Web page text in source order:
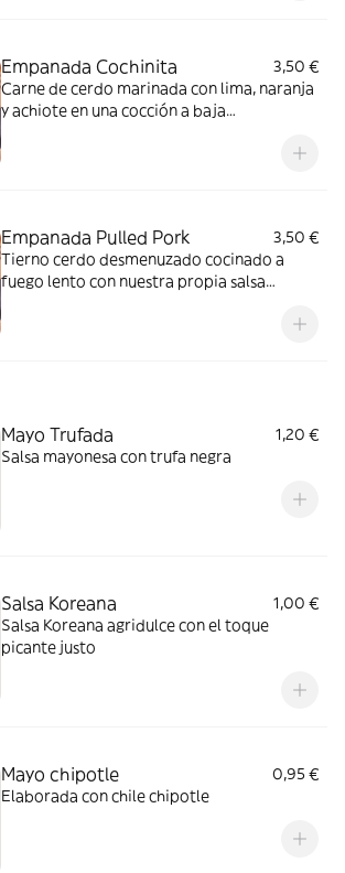
Empanada Cochinita
3,50 €
Carne de cerdo marinada con lima, naranja
y achiote en una cocción a baja
Empanada Pulled Pork
3,50 €
Tierno cerdo desmenuzado cocinado a
fuego lento con nuestra propia salsa
Mayo Trufada
1,20 €
Salsa mayonesa con trufa negra
Salsa Koreana
1,00 €
Salsa Koreana agridulce con el toque
picante justo
Mayo chipotle
0,95 €
Elaborada con chile chipotle